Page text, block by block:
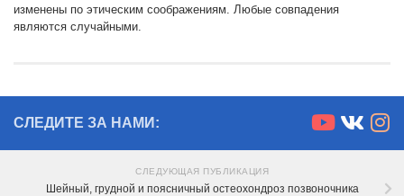
изменены по этическим соображениям. Любые совпадения
являются случайными.
СЛЕДИТЕ ЗА НАМИ:
СЛЕДУЮЩАЯ ПУБЛИКАЦИЯ
Шейный, грудной и поясничный остеохондроз позвоночника